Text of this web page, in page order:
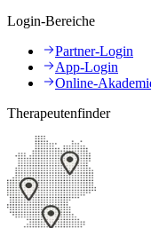
Login-Bereiche
Partner-Login
App-Login
Online-
Therapeutenfinder